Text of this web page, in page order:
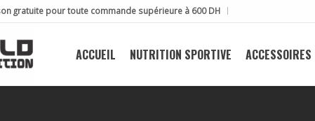
gratuite pour toute commande supérieure à 600 DH
ACCUEIL NUTRITION SPORTIVE ACCESSOIRES